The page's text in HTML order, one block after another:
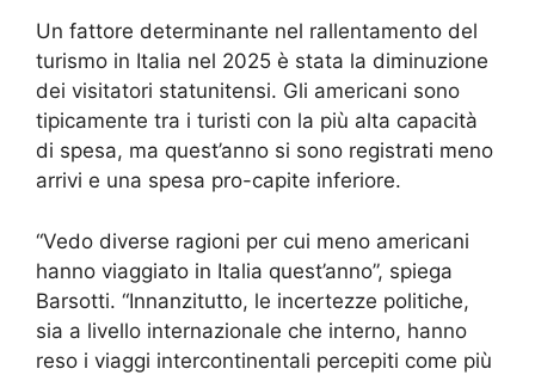
Un fattore determinante nel rallentamento del
turismo in Italia nel 2025 è stata la diminuzione
dei visitatori statunitensi. Gli americani sono
tipicamente tra i turisti con la più alta capacità
di spesa, ma quest’anno si sono registrati meno
arrivi e una spesa pro-capite inferiore.
“Vedo diverse ragioni per cui meno americani
hanno viaggiato in Italia quest’anno”, spiega
Barsotti. “Innanzitutto, le incertezze politiche,
sia a livello internazionale che interno, hanno
reso i viaggi intercontinentali percepiti come più